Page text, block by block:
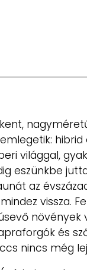
világgal,
eszünkbe
az
vissza.
növények
és
nincs még